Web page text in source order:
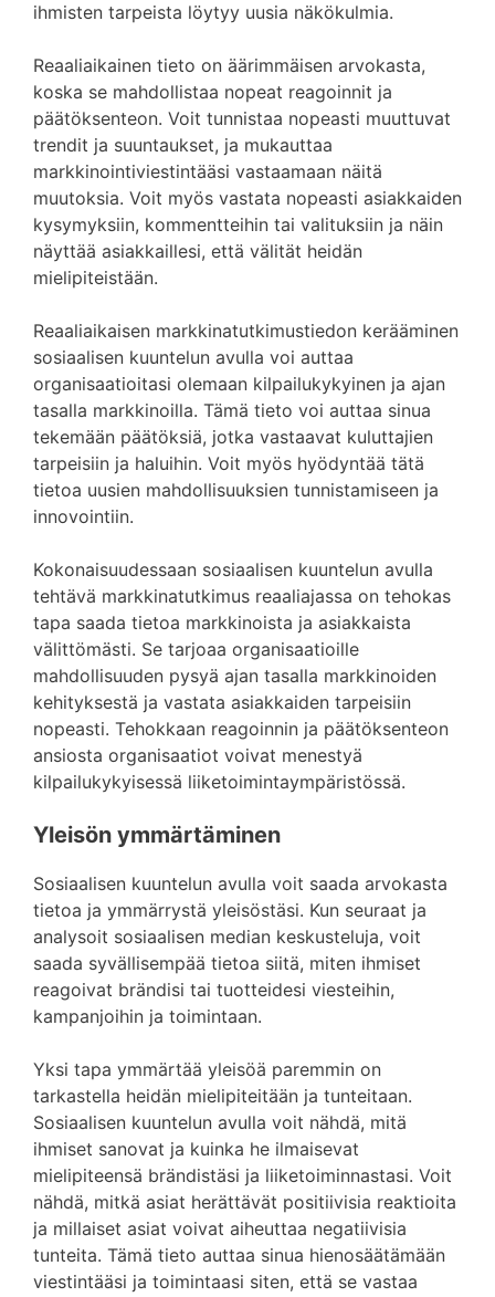
ihmisten tarpeista löytyy uusia näkökulmia.
Reaaliaikainen tieto on äärimmäisen arvokasta,
koska se mahdollistaa nopeat reagoinnit ja
päätöksenteon. Voit tunnistaa nopeasti muuttuvat
trendit ja suuntaukset, ja mukauttaa
markkinointiviestintääsi vastaamaan näitä
muutoksia. Voit myös vastata nopeasti asiakkaiden
kysymyksiin, kommentteihin tai valituksiin ja näin
näyttää asiakkaillesi, että välität heidän
mielipiteistään.
Reaaliaikaisen markkinatutkimustiedon kerääminen
sosiaalisen kuuntelun avulla voi auttaa
organisaatioitasi olemaan kilpailukykyinen ja ajan
tasalla markkinoilla. Tämä tieto voi auttaa sinua
tekemään päätöksiä, jotka vastaavat kuluttajien
tarpeisiin ja haluihin. Voit myös hyödyntää tätä
tietoa uusien mahdollisuuksien tunnistamiseen ja
innovointiin.
Kokonaisuudessaan sosiaalisen kuuntelun avulla
tehtävä markkinatutkimus reaaliajassa on tehokas
tapa saada tietoa markkinoista ja asiakkaista
välittömästi. Se tarjoaa organisaatioille
mahdollisuuden pysyä ajan tasalla markkinoiden
kehityksestä ja vastata asiakkaiden tarpeisiin
nopeasti. Tehokkaan reagoinnin ja päätöksenteon
ansiosta organisaatiot voivat menestyä
kilpailukykyisessä liiketoimintaympäristössä.
Yleisön ymmärtäminen
Sosiaalisen kuuntelun avulla voit saada arvokasta
tietoa ja ymmärrystä yleisöstäsi. Kun seuraat ja
analysoit sosiaalisen median keskusteluja, voit
saada syvällisempää tietoa siitä, miten ihmiset
reagoivat brändisi tai tuotteidesi viesteihin,
kampanjoihin ja toimintaan.
Yksi tapa ymmärtää yleisöä paremmin on
tarkastella heidän mielipiteitään ja tunteitaan.
Sosiaalisen kuuntelun avulla voit nähdä, mitä
ihmiset sanovat ja kuinka he ilmaisevat
mielipiteensä brändistäsi ja liiketoiminnastasi. Voit
nähdä, mitkä asiat herättävät positiivisia reaktioita
ja millaiset asiat voivat aiheuttaa negatiivisia
tunteita. Tämä tieto auttaa sinua hienosäätämään
viestintääsi ja toimintaasi siten, että se vastaa